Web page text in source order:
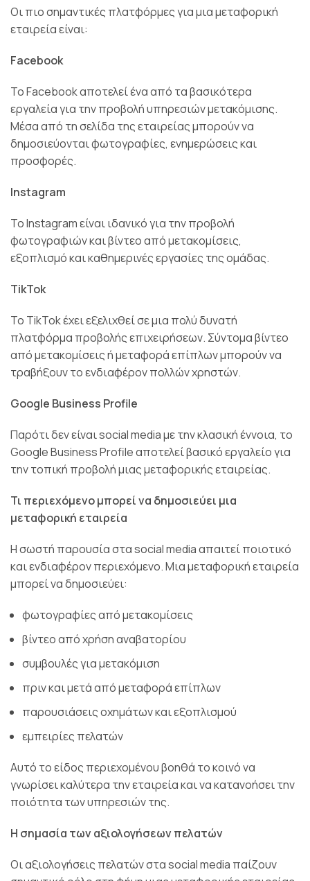
Οι πιο σημαντικές πλατφόρμες για μια μεταφορική
εταιρεία είναι:
Facebook
Το Facebook αποτελεί ένα από τα βασικότερα
εργαλεία για την προβολή υπηρεσιών μετακόμισης.
Μέσα από τη σελίδα της εταιρείας μπορούν να
δημοσιεύονται φωτογραφίες, ενημερώσεις και
προσφορές.
Instagram
Το Instagram είναι ιδανικό για την προβολή
φωτογραφιών και βίντεο από μετακομίσεις,
εξοπλισμό και καθημερινές εργασίες της ομάδας.
TikTok
Το TikTok έχει εξελιχθεί σε μια πολύ δυνατή
πλατφόρμα προβολής επιχειρήσεων. Σύντομα βίντεο
από μετακομίσεις ή μεταφορά επίπλων μπορούν να
τραβήξουν το ενδιαφέρον πολλών χρηστών.
Google Business Profile
Παρότι δεν είναι social mediaμε την κλασική έννοια, το
Google Business Profile αποτελεί βασικό εργαλείο για
την τοπική προβολή μιας μεταφορικής εταιρείας.
Τι περιεχόμενο μπορεί να δημοσιεύει μια
μεταφορική εταιρεία
Η σωστή παρουσία στα social media απαιτεί ποιοτικό
και ενδιαφέρον περιεχόμενο. Μια μεταφορική εταιρεία
μπορεί να δημοσιεύει:
φωτογραφίες από μετακομίσεις
βίντεο από χρήση αναβατορίου
συμβουλές για μετακόμιση
πριν και μετά από μεταφορά επίπλων
παρουσιάσεις οχημάτων και εξοπλισμού
εμπειρίες πελατών
Αυτό το είδος περιεχομένου βοηθά το κοινό να
γνωρίσει καλύτερα την εταιρεία και να κατανοήσει την
ποιότητα των υπηρεσιών της.
Η σημασία των αξιολογήσεων πελατών
Οι αξιολογήσεις πελατών στα social media παίζουν